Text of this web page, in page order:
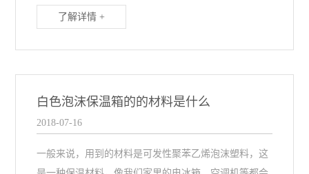
了解详情 +
白色泡沫保温箱的的材料是什么
2018-07-16
一般来说，用到的材料是可发性聚苯乙烯泡沫塑料，这